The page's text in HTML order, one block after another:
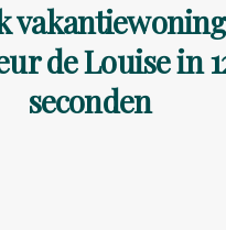
de Louise in
seconden